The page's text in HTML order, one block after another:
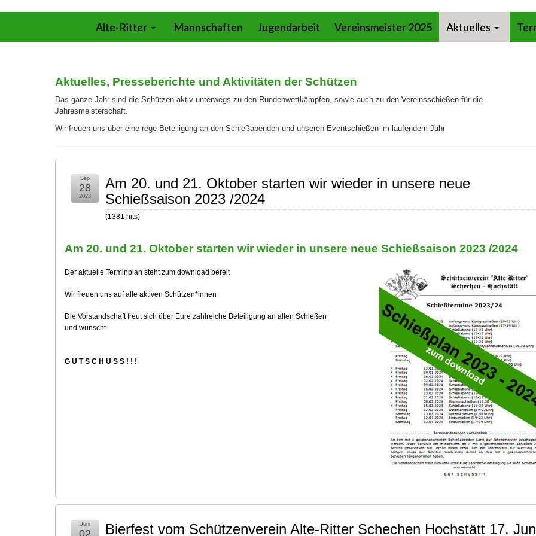
Alte-Ritter Mannschaften Jugendarbeit Vereinsmeister 2025 Aktuelles
Aktuelles, Presseberichte und Aktivitäten der Schützen
Das ganze Jahr sind die Schützen aktiv unterwegs zu den Rundenwettkämpfen, sowie auch zu den Vereinsschießen für die
Jahresmeisterschaft.
Wir freuen uns über eine rege Beteiligung an den Schießabenden und unseren Eventschießen im laufendem Jahr
Am 20. und 21. Oktober starten wir wieder in unsere neue
Schießsaison 2023 /2024
(1381 hits)
Sep
28
2023
Am 20. und 21. Oktober starten wir wieder in unsere neue Schießsaison 2023 /2024
Der aktuelle Terminplan steht zum download bereit
Wir freuen uns auf alle aktiven Schützen*innen
Die Vorstandschaft freut sich über Eure zahlreiche Beteiligung an allen Schießen
und wünscht
G U T S C H U S S ! ! !
Bierfest vom Schützenverein Alte-Ritter Schechen Hochstätt 17.
Juni
02